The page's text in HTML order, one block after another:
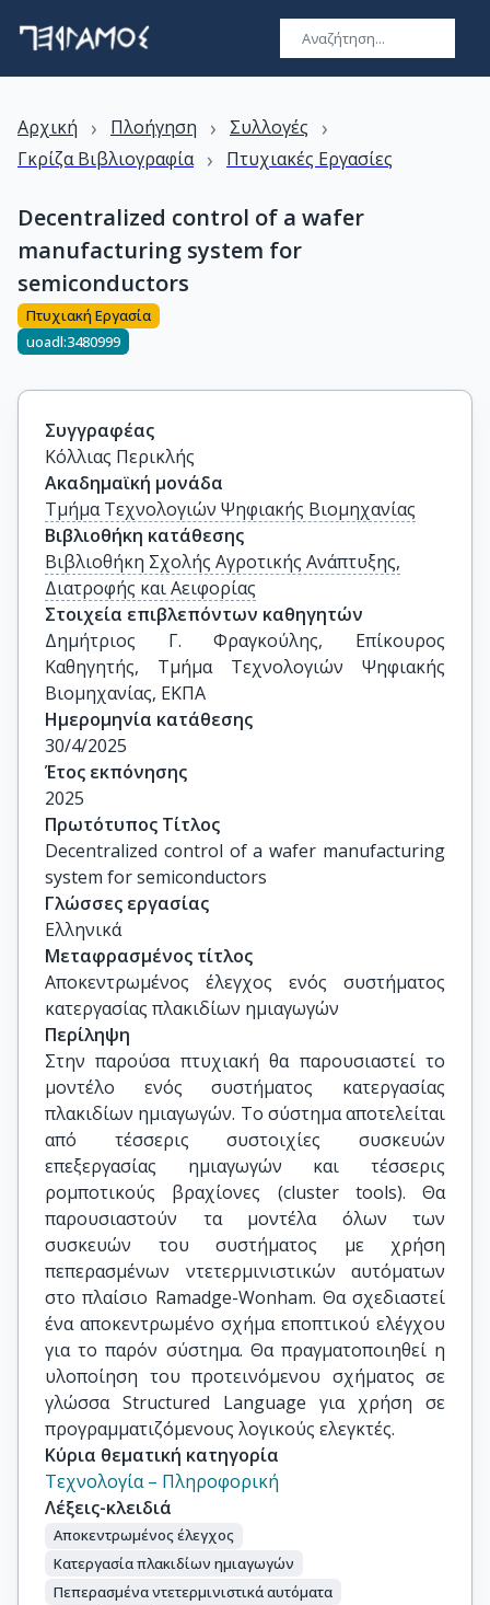
Αρχική › Πλοήγηση › Συλλογές ›
Γκρίζα Βιβλιογραφία › Πτυχιακές Εργασίες
Decentralized control of a wafer
manufacturing system for
semiconductors
Πτυχιακή Εργασία
uoadl:3480999
Συγγραφέας
Κόλλιας Περικλής
Ακαδημαϊκή μονάδα
Τμήμα Τεχνολογιών Ψηφιακής Βιομηχανίας
Βιβλιοθήκη κατάθεσης
Βιβλιοθήκη Σχολής Αγροτικής Ανάπτυξης,
Διατροφής και Αειφορίας
Στοιχεία επιβλεπόντων καθηγητών
Δημήτριος Γ. Φραγκούλης, Επίκουρος
Καθηγητής, Τμήμα Τεχνολογιών Ψηφιακής
Βιομηχανίας, ΕΚΠΑ
Ημερομηνία κατάθεσης
30/4/2025
Έτος εκπόνησης
2025
Πρωτότυπος Τίτλος
Decentralized control of a wafer manufacturing
system for semiconductors
Γλώσσες εργασίας
Ελληνικά
Μεταφρασμένος τίτλος
Αποκεντρωμένος έλεγχος ενός συστήματος
κατεργασίας πλακιδίων ημιαγωγών
Περίληψη
Στην παρούσα πτυχιακή θα παρουσιαστεί το
μοντέλο ενός συστήματος κατεργασίας
πλακιδίων ημιαγωγών. Το σύστημα αποτελείται
από τέσσερις συστοιχίες συσκευών
επεξεργασίας ημιαγωγών και τέσσερις
ρομποτικούς βραχίονες (cluster tools). Θα
παρουσιαστούν τα μοντέλα όλων των
συσκευών του συστήματος με χρήση
πεπερασμένων ντετερμινιστικών αυτόματων
στο πλαίσιο Ramadge-Wonham. Θα σχεδιαστεί
ένα αποκεντρωμένο σχήμα εποπτικού ελέγχου
για το παρόν σύστημα. Θα πραγματοποιηθεί η
υλοποίηση του προτεινόμενου σχήματος σε
γλώσσα Structured Language για χρήση σε
προγραμματιζόμενους λογικούς ελεγκτές.
Κύρια θεματική κατηγορία
Τεχνολογία – Πληροφορική
Λέξεις-κλειδιά
Αποκεντρωμένος έλεγχος
Κατεργασία πλακιδίων ημιαγωγών
Πεπερασμένα ντετερμινιστικά αυτόματα